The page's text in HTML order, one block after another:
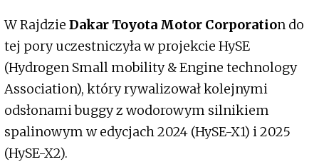
W Rajdzie Dakar Toyota Motor Corporation do
tej pory uczestniczyła w projekcie HySE
(Hydrogen Small mobility & Engine technology
Association), który rywalizował kolejnymi
odsłonami buggy z wodorowym silnikiem
spalinowym w edycjach 2024 (HySE-X1) i 2025
(HySE-X2).